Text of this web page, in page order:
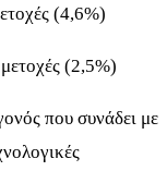
(4,6%)
(2,5%)
που συνάδει με